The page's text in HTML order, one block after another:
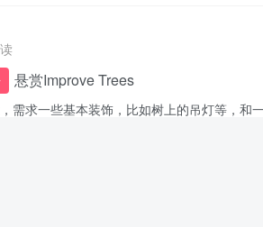
悬赏Improve Trees
需求一些基本装饰，比如树上的吊灯等，